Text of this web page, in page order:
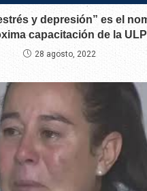
y depresión” es el
capacitación de la ULP
28 agosto, 2022